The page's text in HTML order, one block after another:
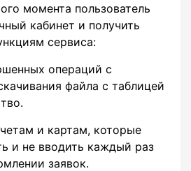
момента пользователь
кабинет и получить
сервиса:
операций с
файла с таблицей
и картам, которые
и не вводить каждый раз
заявок.